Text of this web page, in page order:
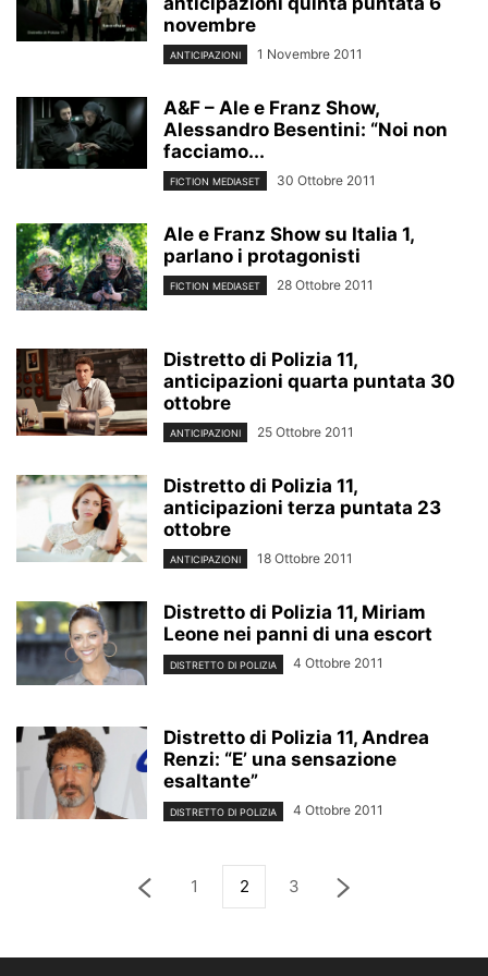
novembre
ANTICIPAZIONI 1 Novembre 2011
A&F – Ale e Franz Show,
Alessandro Besentini: “Noi non
facciamo...
FICTION MEDIASET 30 Ottobre 2011
Ale e Franz Show su Italia 1,
parlano i protagonisti
FICTION MEDIASET 28 Ottobre 2011
Distretto di Polizia 11,
anticipazioni quarta puntata 30
ottobre
ANTICIPAZIONI 25 Ottobre 2011
Distretto di Polizia 11,
anticipazioni terza puntata 23
ottobre
ANTICIPAZIONI 18 Ottobre 2011
Distretto di Polizia 11, Miriam
Leone nei panni di una escort
DISTRETTO DI POLIZIA 4 Ottobre 2011
Distretto di Polizia 11, Andrea
Renzi: “E’ una sensazione
esaltante”
DISTRETTO DI POLIZIA 4 Ottobre 2011
1 2 3